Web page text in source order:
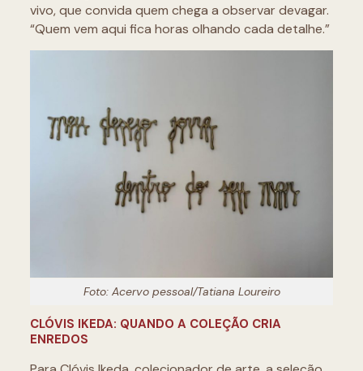
vivo, que convida quem chega a observar devagar.
“Quem vem aqui fica horas olhando cada detalhe.”
Foto: Acervo pessoal/Tatiana Loureiro
CLÓVIS IKEDA: QUANDO A COLEÇÃO CRIA
ENREDOS